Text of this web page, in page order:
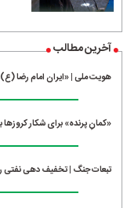
آخرین مطالب
هویت ملی | «ایران امام رضا
«کمانِ پرنده» برای شکار کروزها
تبعات جنگ | تخفیف دهی نفتی